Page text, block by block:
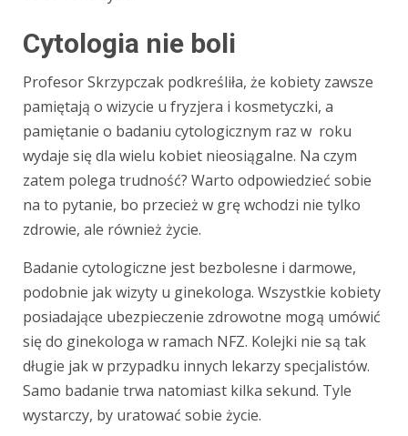
Cytologia nie boli
Profesor Skrzypczak podkreśliła, że kobiety zawsze
pamiętają o wizycie u fryzjera i kosmetyczki, a
pamiętanie o badaniu cytologicznym raz w roku
wydaje się dla wielu kobiet nieosiągalne. Na czym
zatem polega trudność? Warto odpowiedzieć sobie
na to pytanie, bo przecież w grę wchodzi nie tylko
zdrowie, ale również życie.
Badanie cytologiczne jest bezbolesne i darmowe,
podobnie jak wizyty u ginekologa. Wszystkie kobiety
posiadające ubezpieczenie zdrowotne mogą umówić
się do ginekologa w ramach NFZ. Kolejki nie są tak
długie jak w przypadku innych lekarzy specjalistów.
Samo badanie trwa natomiast kilka sekund. Tyle
wystarczy, by uratować sobie życie.